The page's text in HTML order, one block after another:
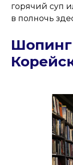
горячий суп
в полночь
Шопинг